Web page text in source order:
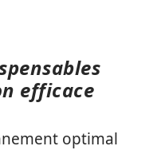
efficace
optimal